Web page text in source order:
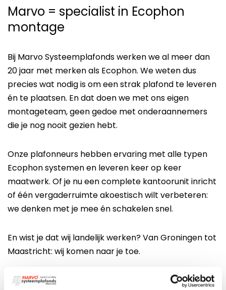
Marvo = specialist in Ecophon
montage
Bij Marvo Systeemplafonds werken we al meer dan
20 jaar met merken als Ecophon. We weten dus
precies wat nodig is om een strak plafond te leveren
én te plaatsen. En dat doen we met ons eigen
montageteam, geen gedoe met onderaannemers
die je nog nooit gezien hebt.
Onze plafonneurs hebben ervaring met alle typen
Ecophon systemen en leveren keer op keer
maatwerk. Of je nu een complete kantoorunit inricht
of één vergaderruimte akoestisch wilt verbeteren:
we denken met je mee én schakelen snel.
En wist je dat wij landelijk werken? Van Groningen tot
Maastricht: wij komen naar je toe.
Geschikt voor bijna elke ruimte